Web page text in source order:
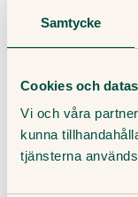
Samtycke
Cookies och
Vi och våra
kunna
tjänsterna
Springmask
Svamp i
Vattkoppor